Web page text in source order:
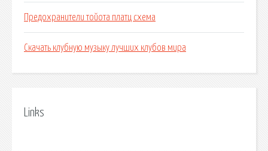
Предохранители тойота платц схема
Скачать клубную музыку лучших клубов мира
Links